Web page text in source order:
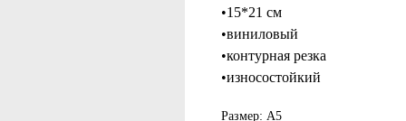
•15*21 см
•виниловый
•контурная резка
•износостойкий
Размер: А5